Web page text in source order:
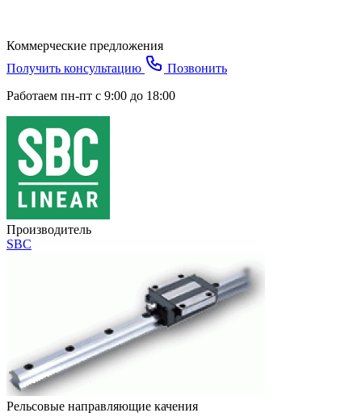
Коммерческие предложения
Получить консультацию
Позвонить
Работаем пн-пт с 9:00 до 18:00
Производитель
SBC
Рельсовые направляющие качения